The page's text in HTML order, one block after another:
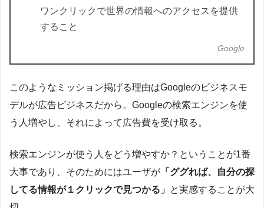
ワンクリックで世界の情報へのアクセスを提供
すること
Google
このようなミッション掲げる理由はGoogleのビジネスモ
デルが広告ビジネスだから。Googleの検索エンジンを使
う人増やし、それによって広告費を受け取る。
検索エンジンが使う人をどう増やすか？ということが1番
大事であり、そのためにはユーザが 「ググれば、自分の探
してる情報が１クリックで見つかる」 と実感することが大